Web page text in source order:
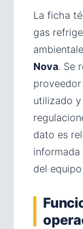
La ficha
gas
Nova. Se
utilizado
dato es
del